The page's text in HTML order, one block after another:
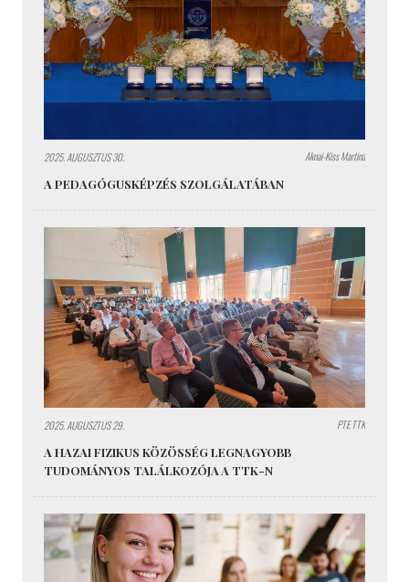
2025. AUGUSZTUS 30. Aknai-Kiss Martina
A PEDAGÓGUSKÉPZÉS SZOLGÁLATÁBAN
2025. AUGUSZTUS 29. PTE TTK
A HAZAI FIZIKUS KÖZÖSSÉG LEGNAGYOBB
TUDOMÁNYOS TALÁLKOZÓJA A TTK-N